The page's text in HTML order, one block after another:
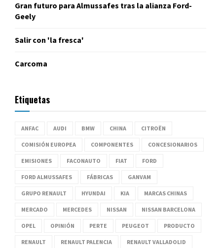
Gran futuro para Almussafes tras la alianza Ford-
Geely
Salir con 'la fresca'
Carcoma
Etiquetas
ANFAC AUDI BMW CHINA CITROËN
COMISIÓN EUROPEA COMPONENTES CONCESIONARIOS
EMISIONES FACONAUTO FIAT FORD
FORD ALMUSSAFES FÁBRICAS GANVAM
GRUPO RENAULT HYUNDAI KIA MARCAS CHINAS
MERCADO MERCEDES NISSAN NISSAN BARCELONA
OPEL OPINIÓN PERTE PEUGEOT PRODUCTO
RENAULT RENAULT PALENCIA RENAULT VALLADOLID